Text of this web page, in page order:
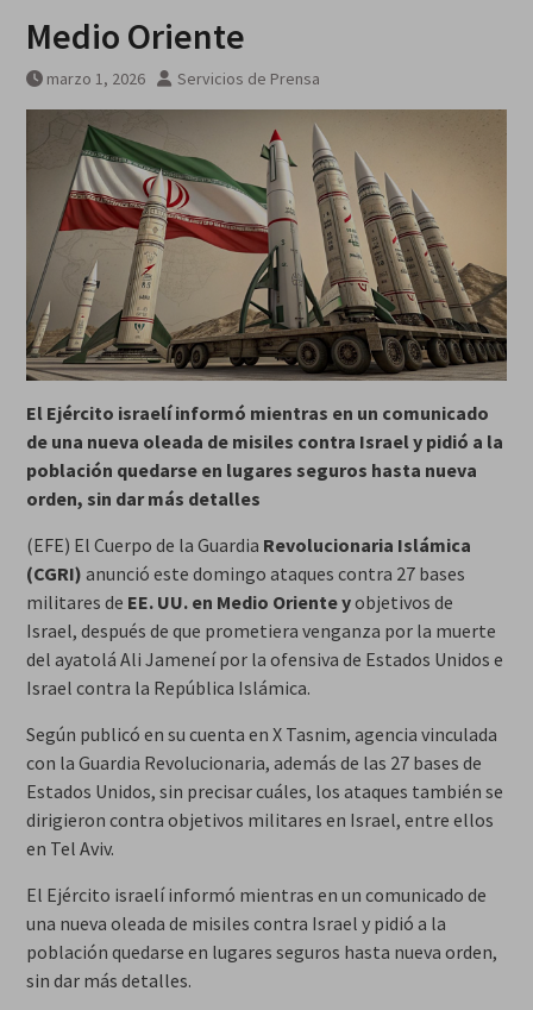
Medio Oriente
marzo 1, 2026 Servicios de Prensa
El Ejército israelí informó mientras en un comunicado
de una nueva oleada de misiles contra Israel y pidió a la
población quedarse en lugares seguros hasta nueva
orden, sin dar más detalles
(EFE) El Cuerpo de la Guardia Revolucionaria Islámica
(CGRI) anunció este domingo ataques contra 27 bases
militares de EE. UU. en Medio Orienteyobjetivos de
Israel, después de que prometiera venganza por la muerte
del ayatolá Ali Jameneí por la ofensiva de Estados Unidos e
Israel contra la República Islámica.
Según publicó en su cuenta en X Tasnim, agencia vinculada
con la Guardia Revolucionaria, además de las 27 bases de
Estados Unidos, sin precisar cuáles, los ataques también se
dirigieron contra objetivos militares en Israel, entre ellos
en Tel Aviv.
El Ejército israelí informó mientras en un comunicado de
una nueva oleada de misiles contra Israel y pidió a la
población quedarse en lugares seguros hasta nueva orden,
sin dar más detalles.